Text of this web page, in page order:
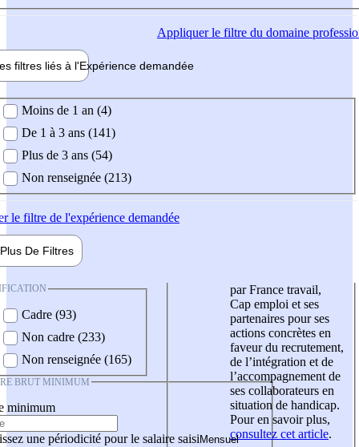
Appliquerle filtre du domaine
filtres liés à l'Expérience demandée
demandée
Moins de 1 an (4)
De 1 à 3 ans (141)
Plus de 3 ans (54)
Non renseignée (213)
le filtre de l'expérience demandée
Plus De Filtres
Cadre (93)
Non cadre (233)
Non renseignée (165)
BRUT MINIMUM
minimum
une périodicité pour le salaire saisi
par France travail,
Cap emploi et ses
partenaires pour ses
actions concrètes en
faveur du recrutement,
de l’intégration et de
l’accompagnement de
ses collaborateurs en
situation de handicap.
Pour en savoir plus,
consultez cet article.